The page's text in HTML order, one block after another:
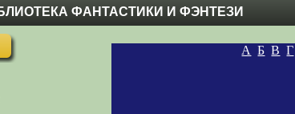
ФАНТАСТИКИ И ФЭНТЕЗИ
А Б В Г